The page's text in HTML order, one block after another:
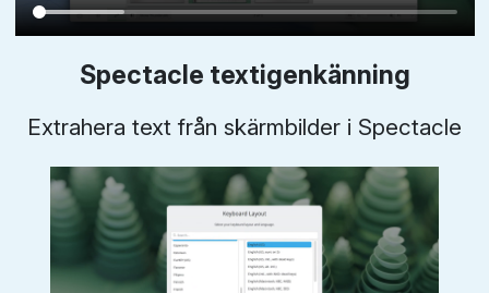
Spectacle textigenkänning
Extrahera text från skärmbilder i Spectacle